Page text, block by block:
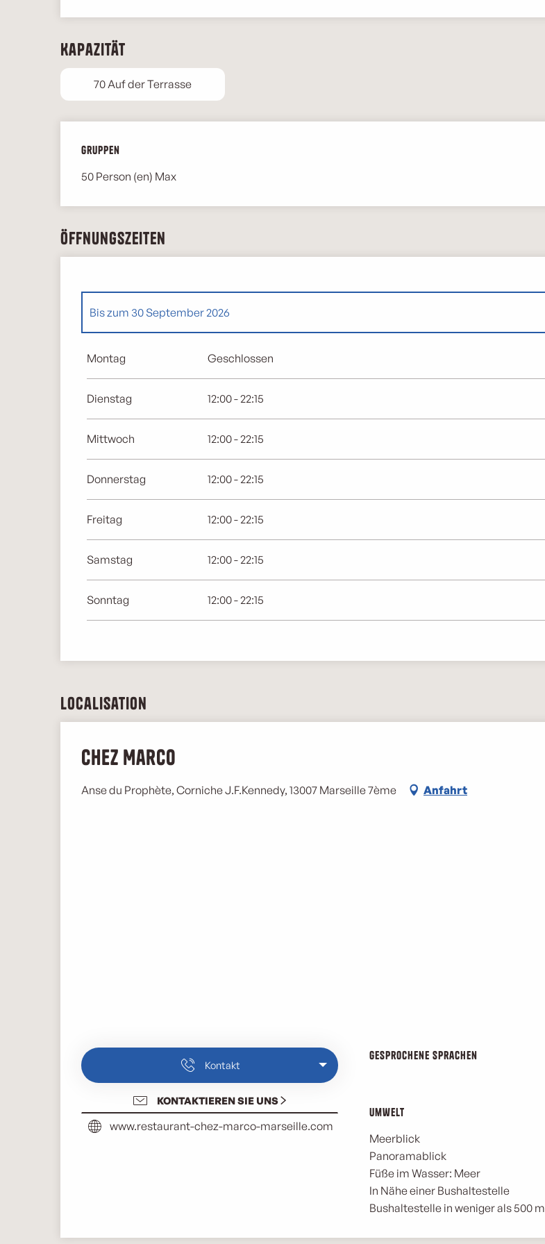
Kapazität
70 Auf der Terrasse
Gruppen
Gruppen
50 Person (en) Max
Öffnungszeiten
vom1 Februar 2026 bis zum30 April 2026
Bis zum 30 September 2026
Montag Geschlossen
Dienstag 12:00 - 22:15
Mittwoch 12:00 - 22:15
Donnerstag 12:00 - 22:15
Freitag 12:00 - 22:15
Samstag 12:00 - 22:15
Sonntag 12:00 - 22:15
Localisation
Chez Marco
Anse du Prophète, Corniche J.F.Kennedy, 13007 Marseille 7ème Anfahrt
Kontakt
KONTAKTIEREN SIE UNS
www.restaurant-chez-marco-marseille.com
Gesprochene Sprachen
Gesprochene Sprachen
Umwelt
Umwelt
Meerblick
Panoramablick
Füße im Wasser: Meer
In Nähe einer Bushaltestelle
Bushaltestelle in weniger als 500 m